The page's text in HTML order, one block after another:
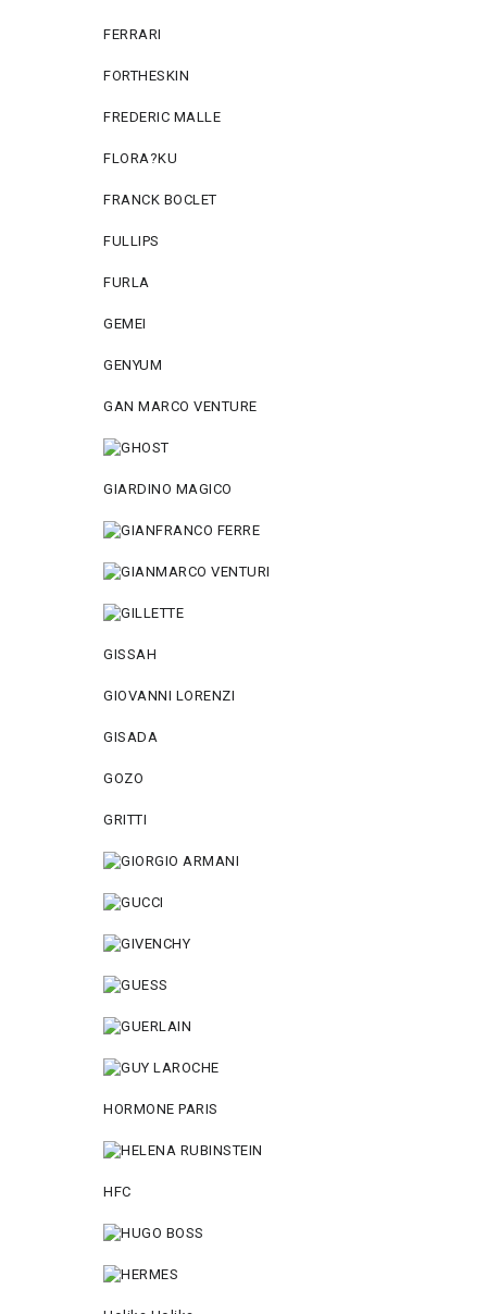
FERRARI
FORTHESKIN
FREDERIC MALLE
FLORA?KU
FRANCK BOCLET
FULLIPS
FURLA
GEMEI
GENYUM
GAN MARCO VENTURE
GIARDINO MAGICO
GISSAH
GIOVANNI LORENZI
GISADA
GOZO
GRITTI
HORMONE PARIS
HFC